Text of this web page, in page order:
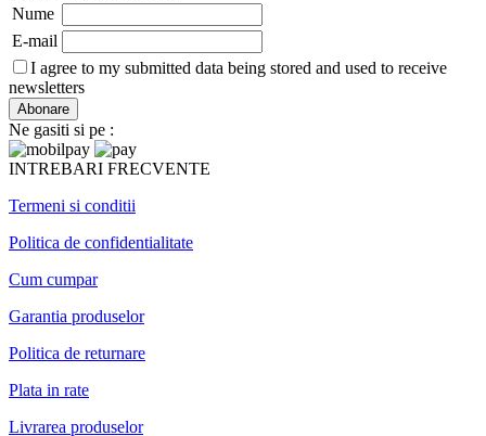
Nume
E-mail
I agree to my submitted data being stored and used to receive
newsletters
Ne gasiti si pe :
INTREBARI FRECVENTE
Termeni si conditii
Politica de confidentialitate
Cum cumpar
Garantia produselor
Politica de returnare
Plata in rate
Livrarea produselor